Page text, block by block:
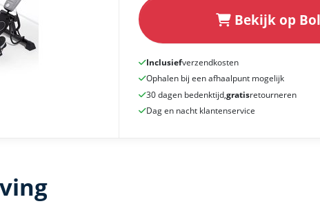
Bekijk op Bol
Inclusiefverzendkosten
Ophalen bij een afhaalpunt mogelijk
30 dagen bedenktijd,gratisretourneren
Dag en nacht klantenservice